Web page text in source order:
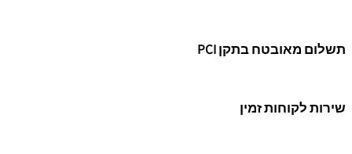
תשלום מאובטח בתקן PCI
שירות לקוחות זמין